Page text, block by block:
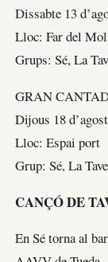
Dissabte 13
Lloc: Far del
Grups: Sé, La
GRAN
Dijous 18
Lloc: Espai port
Grup: Sé, La
CANÇÓ DE
En Sé torna al